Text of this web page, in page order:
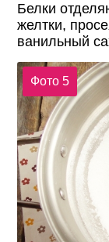
Белки
желтки,
ванильный
Фото 5